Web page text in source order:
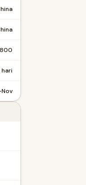
hari